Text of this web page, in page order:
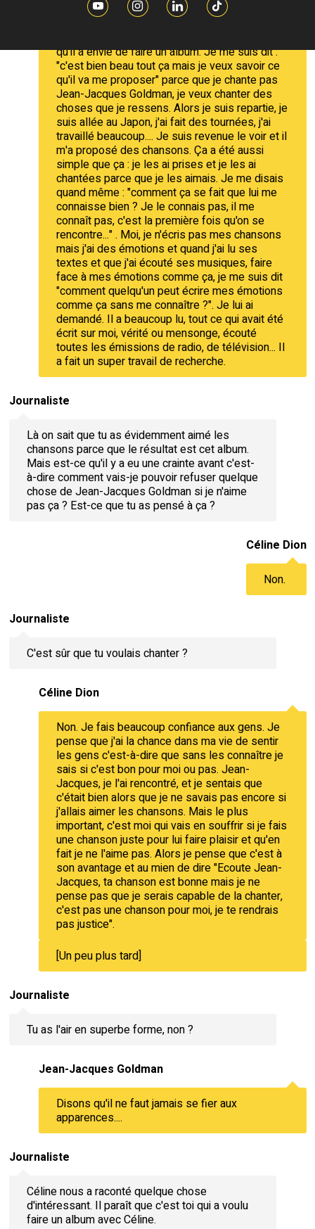
dîner à Paris : "Bonjour ;Jean-Jacques Goldman
qu'il a envie de faire un album. Je me suis dit :
"c'est bien beau tout ça mais je veux savoir ce
qu'il va me proposer" parce que je chante pas
Jean-Jacques Goldman, je veux chanter des
choses que je ressens. Alors je suis repartie, je
suis allée au Japon, j'ai fait des tournées, j'ai
travaillé beaucoup.... Je suis revenue le voir et il
m'a proposé des chansons. Ça a été aussi
simple que ça : je les ai prises et je les ai
chantées parce que je les aimais. Je me disais
quand même : "comment ça se fait que lui me
connaisse bien ? Je le connais pas, il me
connaît pas, c'est la première fois qu'on se
rencontre..." . Moi, je n'écris pas mes chansons
mais j'ai des émotions et quand j'ai lu ses
textes et que j'ai écouté ses musiques, faire
face à mes émotions comme ça, je me suis dit
"comment quelqu'un peut écrire mes émotions
comme ça sans me connaître ?". Je lui ai
demandé. Il a beaucoup lu, tout ce qui avait été
écrit sur moi, vérité ou mensonge, écouté
toutes les émissions de radio, de télévision... Il
a fait un super travail de recherche.
Journaliste
Là on sait que tu as évidemment aimé les
chansons parce que le résultat est cet album.
Mais est-ce qu'il y a eu une crainte avant c'est-
à-dire comment vais-je pouvoir refuser quelque
chose de Jean-Jacques Goldman si je n'aime
pas ça ? Est-ce que tu as pensé à ça ?
Céline Dion
Non.
Journaliste
C'est sûr que tu voulais chanter ?
Céline Dion
Non. Je fais beaucoup confiance aux gens. Je
pense que j'ai la chance dans ma vie de sentir
les gens c'est-à-dire que sans les connaître je
sais si c'est bon pour moi ou pas. Jean-
Jacques, je l'ai rencontré, et je sentais que
c'était bien alors que je ne savais pas encore si
j'allais aimer les chansons. Mais le plus
important, c'est moi qui vais en souffrir si je fais
une chanson juste pour lui faire plaisir et qu'en
fait je ne l'aime pas. Alors je pense que c'est à
son avantage et au mien de dire "Ecoute Jean-
Jacques, ta chanson est bonne mais je ne
pense pas que je serais capable de la chanter,
c'est pas une chanson pour moi, je te rendrais
pas justice".
[Un peu plus tard]
Journaliste
Tu as l'air en superbe forme, non ?
Jean-Jacques Goldman
Disons qu'il ne faut jamais se fier aux
apparences....
Journaliste
Céline nous a raconté quelque chose
d'intéressant. Il paraît que c'est toi qui a voulu
faire un album avec Céline.